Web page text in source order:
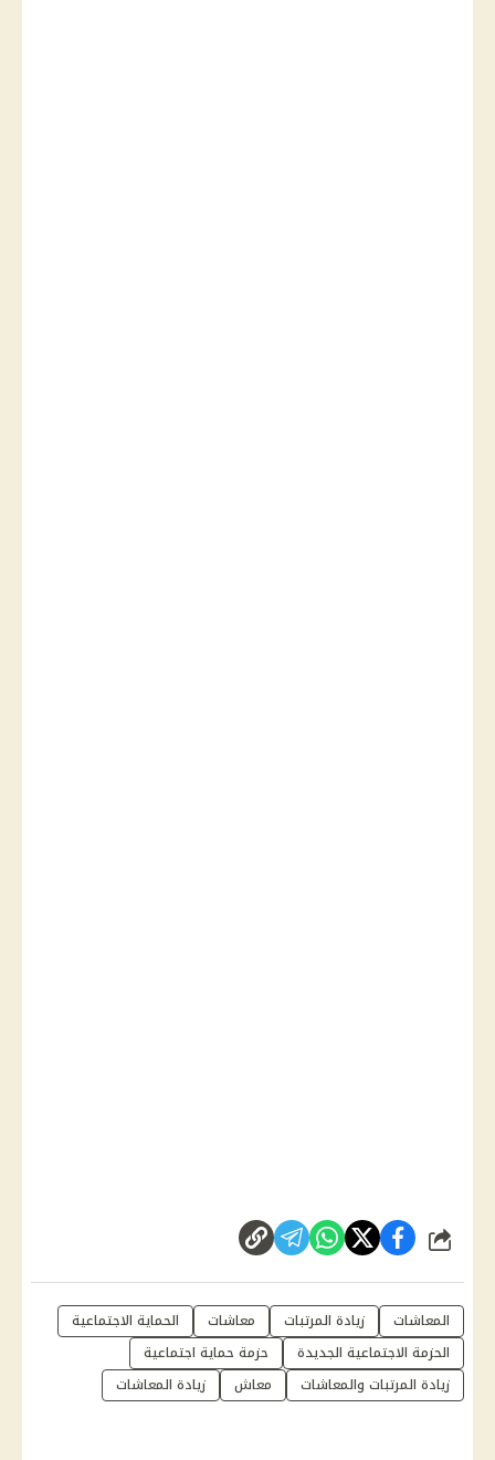
شارك
المعاشات زيادة المرتبات معاشات
الحماية الاجتماعية
الحزمة الاجتماعية الجديدة
حزمة حماية اجتماعية
زيادة المرتبات والمعاشات
معاش زيادة المعاشات